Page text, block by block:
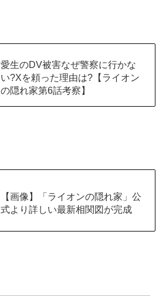
愛生のDV被害なぜ警察に行かな
い?Xを頼った理由は?【ライオン
の隠れ家第6話考察】
【画像】「ライオンの隠れ家」公
式より詳しい最新相関図が完成